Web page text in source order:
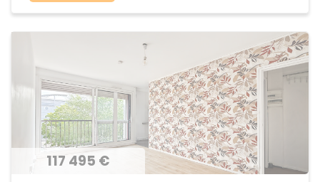
117 495 €